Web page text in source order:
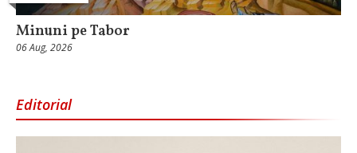
Minuni pe Tabor
06 Aug, 2026
Editorial